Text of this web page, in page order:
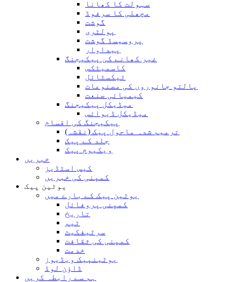
سہولت کا کھانا
مچھلی کا سرفوڈ
گوشت
پولٹری
پروسیسڈ گوشت
پیداوار
غیر کھانے کی پیکیجنگ
کاسمیٹکس
ٹیکسٹائل
پالتو جانوروں کی مصنوعات
کیمیائی صنعت
میڈیکل پیکیجنگ
میڈیکل ڈیوائس
پیکیجنگ کی اقسام
ترمیم شدہ ماحول پیک (نقشہ)
جلد کے پیک
ویکیوم پیک
خبریں
کیس اسٹڈیز
کمپنی کی خبریں
یوٹین پیک
یوٹین پیک کے بارے میں
کمپنی پروفائل
تاریخ
ٹیم
سرٹیفکیٹ
کمپنی کی ثقافت
خدمت
یوٹینپیک ویڈیوز
ڈاؤن لوڈ
ہم سے رابطہ کریں